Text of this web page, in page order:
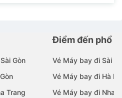
Gòn
Trang
Điểm đến phổ
Vé Máy bay đi Sài
Vé Máy bay đi Hà
Vé Máy bay đi Nha